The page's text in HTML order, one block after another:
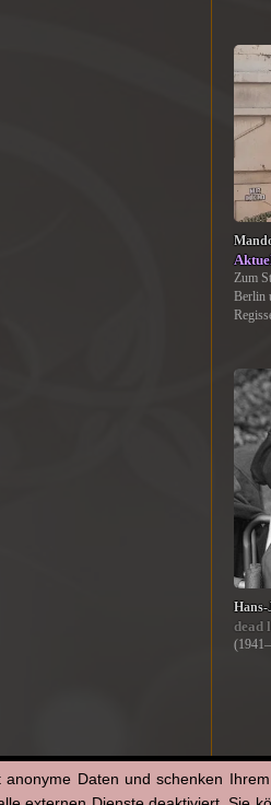
Zum
Berlin
Hans-
dead
Daten und schenken